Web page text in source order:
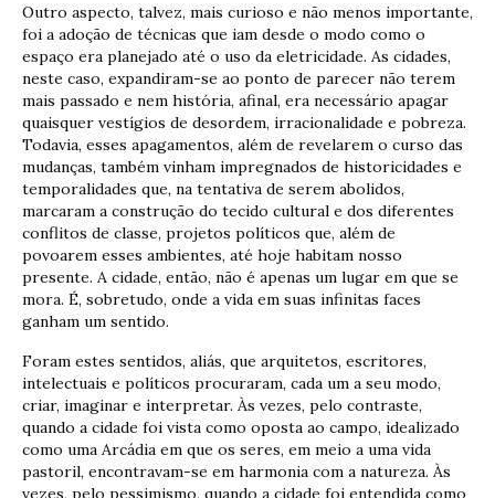
Outro aspecto, talvez, mais curioso e não menos importante,
foi a adoção de técnicas que iam desde o modo como o
espaço era planejado até o uso da eletricidade. As cidades,
neste caso, expandiram-se ao ponto de parecer não terem
mais passado e nem história, afinal, era necessário apagar
quaisquer vestígios de desordem, irracionalidade e pobreza.
Todavia, esses apagamentos, além de revelarem o curso das
mudanças, também vinham impregnados de historicidades e
temporalidades que, na tentativa de serem abolidos,
marcaram a construção do tecido cultural e dos diferentes
conflitos de classe, projetos políticos que, além de
povoarem esses ambientes, até hoje habitam nosso
presente. A cidade, então, não é apenas um lugar em que se
mora. É, sobretudo, onde a vida em suas infinitas faces
ganham um sentido.
Foram estes sentidos, aliás, que arquitetos, escritores,
intelectuais e políticos procuraram, cada um a seu modo,
criar, imaginar e interpretar. Às vezes, pelo contraste,
quando a cidade foi vista como oposta ao campo, idealizado
como uma Arcádia em que os seres, em meio a uma vida
pastoril, encontravam-se em harmonia com a natureza. Às
vezes, pelo pessimismo, quando a cidade foi entendida como